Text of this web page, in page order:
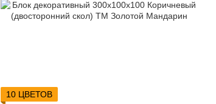
10 ЦВЕТОВ